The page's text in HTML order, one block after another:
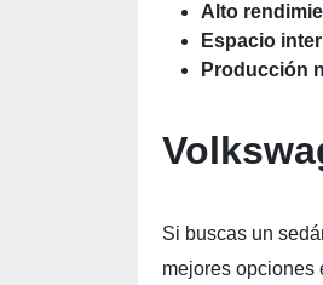
Alto
Espacio
Producción
Si buscas un
mejores opciones